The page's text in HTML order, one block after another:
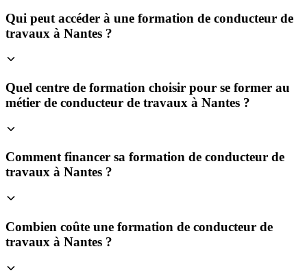
Qui peut accéder à une formation de conducteur de
travaux à Nantes ?
Quel centre de formation choisir pour se former au
métier de conducteur de travaux à Nantes ?
Comment financer sa formation de conducteur de
travaux à Nantes ?
Combien coûte une formation de conducteur de
travaux à Nantes ?